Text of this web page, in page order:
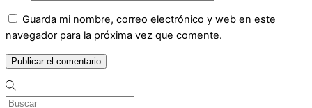
Guarda mi nombre, correo electrónico y web en este
navegador para la próxima vez que comente.